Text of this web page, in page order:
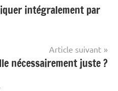
intégralement par
Article suivant
nécessairement juste ?